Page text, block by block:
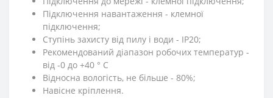
Підключення навантаження - клемної
підключення;
Ступінь захисту від пилу і води - IP20;
Рекомендований діапазон робочих температур -
від -0 до +40 ° C
Відносна вологість, не більше - 80%;
Навісне кріплення.